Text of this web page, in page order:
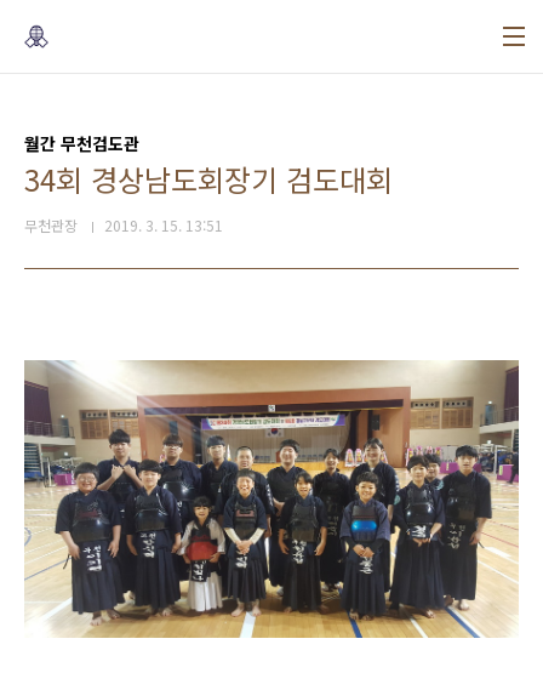
월간 무천검도관
34회 경상남도회장기 검도대회
무천관장 2019. 3. 15. 13:51